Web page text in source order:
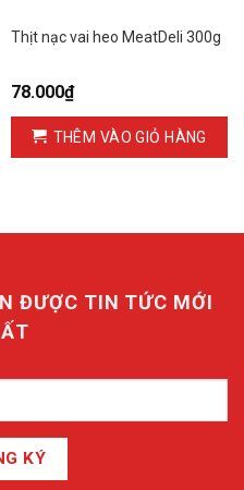
Thịt nạc vai heo MeatDeli 300g
78.000₫
THÊM VÀO GIỎ HÀNG
ĐƯỢC TIN TỨC MỚI
KÝ